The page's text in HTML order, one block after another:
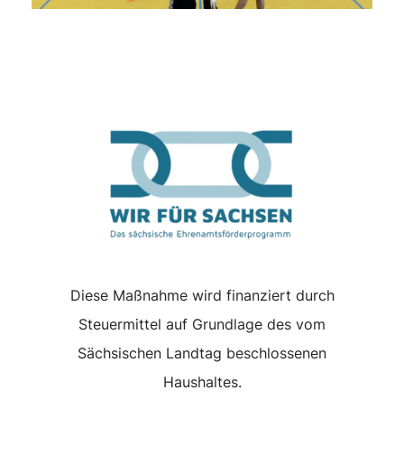
Diese Maßnahme wird finanziert durch
Steuermittel auf Grundlage des vom
Sächsischen Landtag beschlossenen
Haushaltes.